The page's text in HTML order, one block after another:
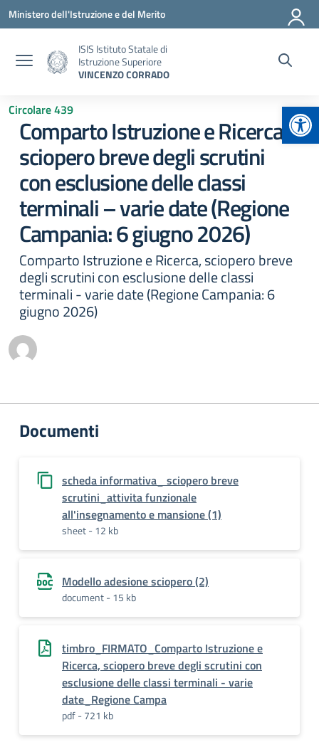
Vai ai contenuti
Vai al menu di navigazione
Vai al footer
Ministero dell'Istruzione e del Merito
ISIS Istituto Statale di
Istruzione Superiore
VINCENZO CORRADO
Circolare 439
Comparto Istruzione e Ricerca,
sciopero breve degli scrutini
con esclusione delle classi
terminali – varie date (Regione
Campania: 6 giugno 2026)
Comparto Istruzione e Ricerca, sciopero breve
degli scrutini con esclusione delle classi
terminali - varie date (Regione Campania: 6
giugno 2026)
Documenti
scheda informativa_ sciopero breve
scrutini_attivita funzionale
all'insegnamento e mansione (1)
sheet - 12 kb
Modello adesione sciopero (2)
document - 15 kb
timbro_FIRMATO_Comparto Istruzione e
Ricerca, sciopero breve degli scrutini con
esclusione delle classi terminali - varie
date_Regione Campa
pdf - 721 kb